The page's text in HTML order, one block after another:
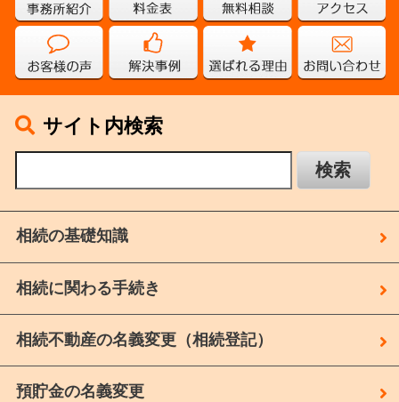
サイト内検索
相続の基礎知識
相続に関わる手続き
相続不動産の名義変更（相続登記）
預貯金の名義変更